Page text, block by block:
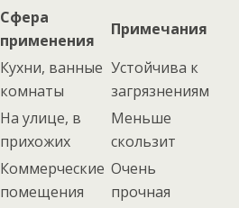
Сфера
применения
Примечания
Кухни, ванные
комнаты
Устойчива к
загрязнениям
На улице, в
прихожих
Меньше
скользит
Коммерческие
помещения
Очень
прочная